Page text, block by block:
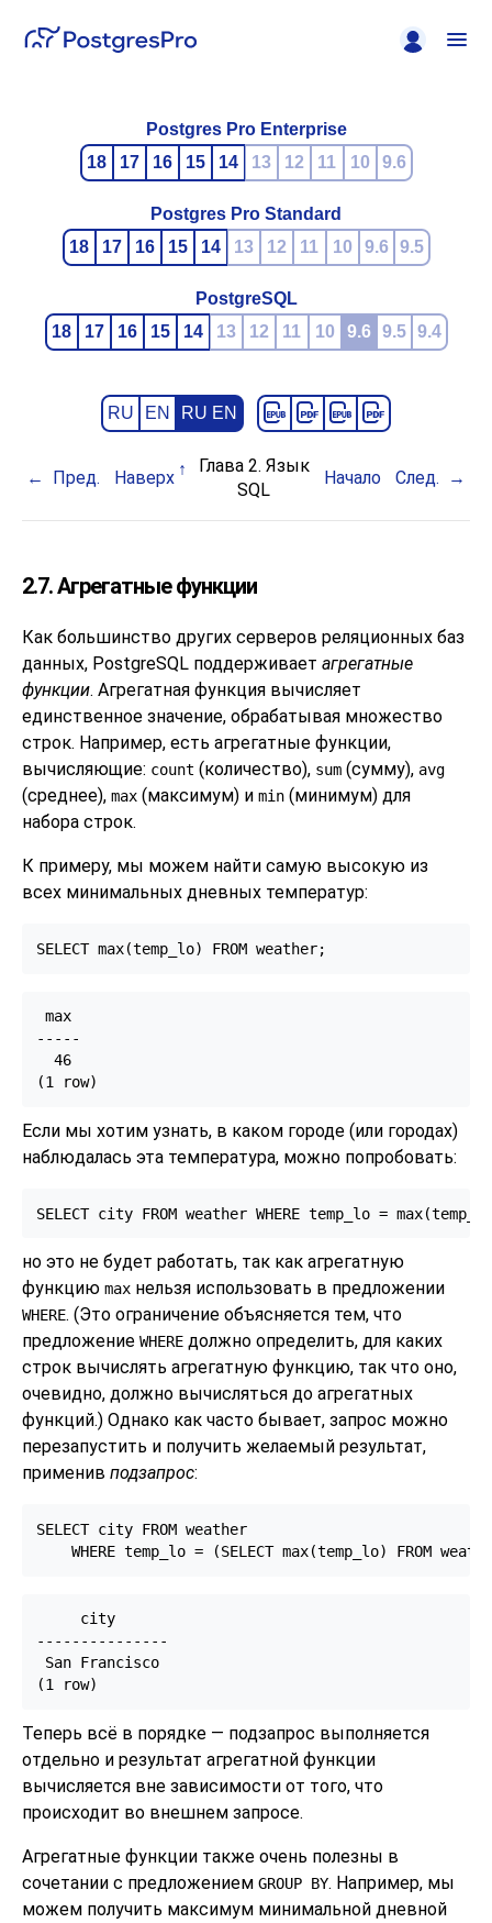
Postgres Pro Enterprise
18
17 16 15 14 13 12 11 10 9.6
Postgres Pro Standard
18
17 16 15 14 13 12 11 10 9.6 9.5
PostgreSQL
18
17 16 15 14 13 12 11 10 9.6 9.5 9.4
RU EN RU EN
Пред. Наверх
Глава 2. Язык
SQL
Начало След.
2.7. Агрегатные функции
Как большинство других серверов реляционных баз
данных, PostgreSQL поддерживает агрегатные
функции. Агрегатная функция вычисляет
единственное значение, обрабатывая множество
строк. Например, есть агрегатные функции,
вычисляющие: count (количество), sum (сумму), avg
(среднее), max (максимум) и min (минимум) для
набора строк.
К примеру, мы можем найти самую высокую из
всех минимальных дневных температур:
SELECT max(temp_lo) FROM weather;
max
-----
  46
Если мы хотим узнать, в каком городе (или городах)
наблюдалась эта температура, можно попробовать:
SELECT city FROM weather WHERE temp_lo =
но это не будет работать, так как агрегатную
функцию max нельзя использовать в предложении
WHERE. (Это ограничение объясняется тем, что
предложение WHERE должно определить, для каких
строк вычислять агрегатную функцию, так что оно,
очевидно, должно вычисляться до агрегатных
функций.) Однако как часто бывает, запрос можно
перезапустить и получить желаемый результат,
применив подзапрос:
SELECT city FROM weather
WHERE temp_lo = (SELECT max(temp_lo) FROM
     city
---------------
San Francisco
Теперь всё в порядке — подзапрос выполняется
отдельно и результат агрегатной функции
вычисляется вне зависимости от того, что
происходит во внешнем запросе.
Агрегатные функции также очень полезны в
сочетании с предложением GROUP BY. Например, мы
можем получить максимум минимальной дневной